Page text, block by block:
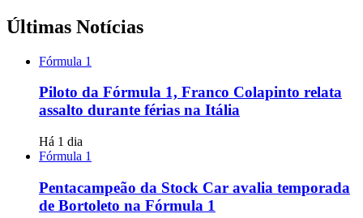
Últimas Notícias
Fórmula 1
Piloto da Fórmula 1, Franco Colapinto relata
assalto durante férias na Itália
Há 1 dia
Fórmula 1
Pentacampeão da Stock Car avalia temporada
de Bortoleto na Fórmula 1